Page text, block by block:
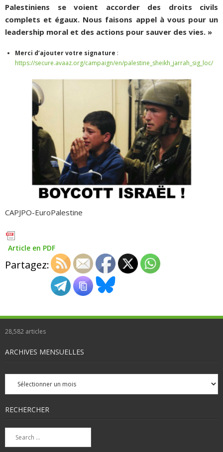
Palestiniens se voient accorder des droits civils
complets et égaux. Nous faisons appel à vous pour un
leadership moral et des actions pour sauver des vies. »
Merci d’ajouter votre signature :
https://secure.avaaz.org/campaign/en/palestine_sheikh_jarrah_sig_loc/
CAPJPO-EuroPalestine
Article en PDF
Partagez:
28,582 articles
ARCHIVES MENSUELLES
Archives
mensuelles
RECHERCHER